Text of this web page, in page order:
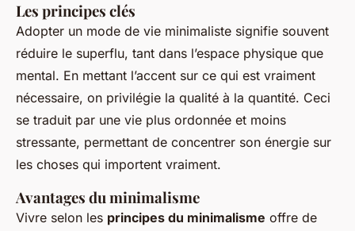
Les principes clés
Adopter un mode de vie minimaliste signifie souvent
réduire le superflu, tant dans l’espace physique que
mental. En mettant l’accent sur ce qui est vraiment
nécessaire, on privilégie la qualité à la quantité. Ceci
se traduit par une vie plus ordonnée et moins
stressante, permettant de concentrer son énergie sur
les choses qui importent vraiment.
Avantages du minimalisme
Vivre selon les principes du minimalisme offre de